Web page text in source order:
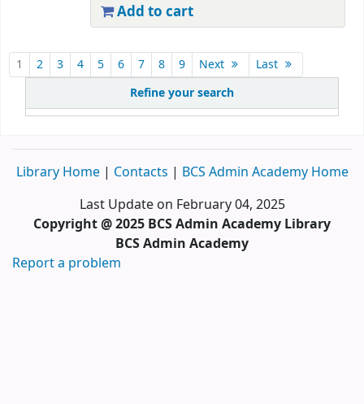
Refine your search
Add to cart
1 2 3 4 5 6 7 8 9 Next Last
Library Home | Contacts | BCS Admin Academy Home
Last Update on February 04, 2025
Copyright @ 2025 BCS Admin Academy Library
BCS Admin Academy
Report a problem